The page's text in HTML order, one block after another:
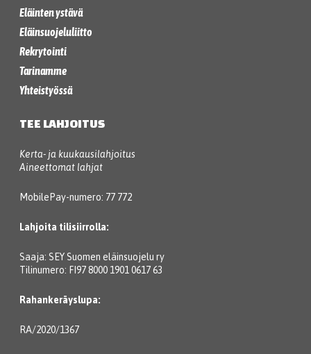
Eläinten ystävä
Eläinsuojeluliitto
Rekrytointi
Tarinamme
Yhteistyössä
TEE LAHJOITUS
Kerta- ja kuukausilahjoitus
Aineettomat lahjat
MobilePay-numero: 77 772
Lahjoita tilisiirrolla:
Saaja: SEY Suomen eläinsuojelu ry
Tilinumero: FI97 8000 1901 0617 63
Rahankeräyslupa:
RA/2020/1367